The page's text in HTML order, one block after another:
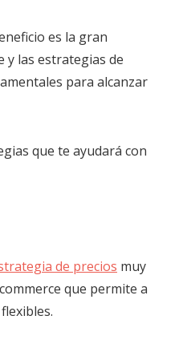
es la gran
y las estrategias de
para alcanzar
que te ayudará con
de precios muy
que permite a